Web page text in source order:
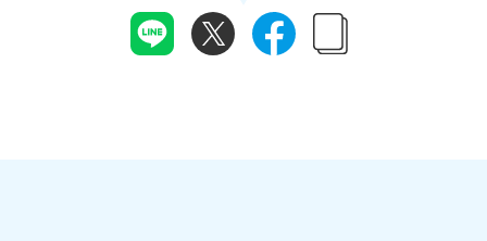
ム主催：一般財団法人地域・教育魅力化プラットフォーム＞「意志
ある若者にあふれる持続可能な地域・社会をつくる」というビジョ
ンを掲げ、2017年3月に島根県に設立した教育事業団体です。日本
ん。その場合は、「@miratabi.jp」からのメールを受信できるよう
設定をお願いいたします。※結果に関する個別のお問合せにはお答
の本を手がかりに、「越境」という言葉が私たちに問いかけている
ものを、一緒に探ってみませんか。今回取り上げる本：『君は君の
人生の主役になれ』（著：鳥羽和久 ちくまプリマ―新書）開催概